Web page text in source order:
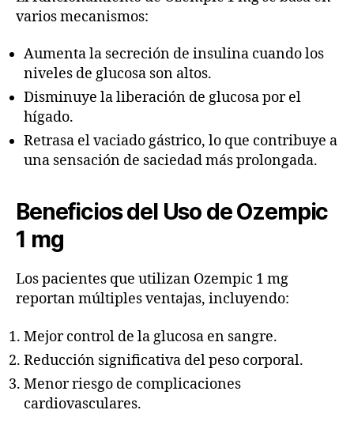
varios mecanismos:
Aumenta la secreción de insulina cuando los
niveles de glucosa son altos.
Disminuye la liberación de glucosa por el
hígado.
Retrasa el vaciado gástrico, lo que contribuye a
una sensación de saciedad más prolongada.
Beneficios del Uso de Ozempic
1 mg
Los pacientes que utilizan Ozempic 1 mg
reportan múltiples ventajas, incluyendo:
Mejor control de la glucosa en sangre.
Reducción significativa del peso corporal.
Menor riesgo de complicaciones
cardiovasculares.